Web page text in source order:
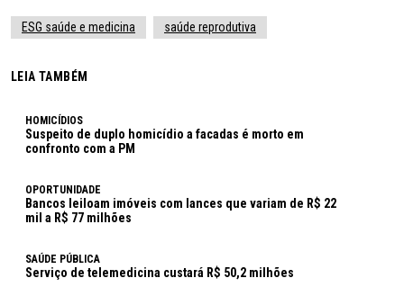
ESG saúde e medicina saúde reprodutiva
LEIA TAMBÉM
HOMICÍDIOS
Suspeito de duplo homicídio a facadas é morto em
confronto com a PM
OPORTUNIDADE
Bancos leiloam imóveis com lances que variam de R$ 22
mil a R$ 77 milhões
SAÚDE PÚBLICA
Serviço de telemedicina custará R$ 50,2 milhões